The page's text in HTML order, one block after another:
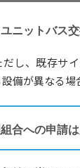
ニットバス
し、既存サ
備が異なる場
合への申請